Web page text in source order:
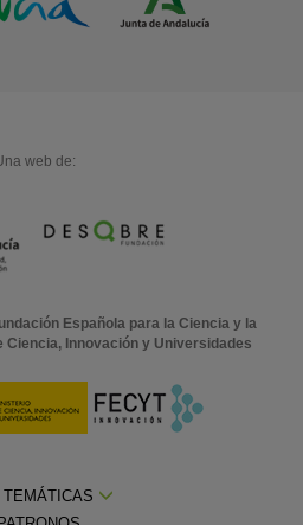
web de:
Española para la Ciencia y la
Innovación y Universidades